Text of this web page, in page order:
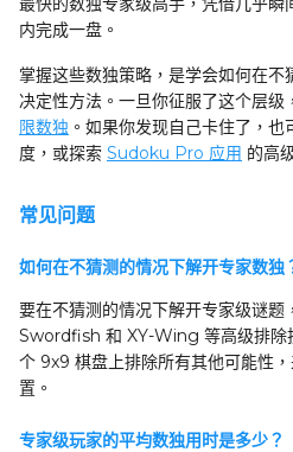
内完成一盘。
掌握这些数独策略，是学会如何在不
决定性方法。一旦你征服了这个层
限数独 。如果你发现自己卡住了，也
度，或探索 Sudoku Pro 应用 的高
常见问题
如何在不猜测的情况下解开专家数独
要在不猜测的情况下解开专家级谜
Swordfish 和 XY-Wing 等高级排除
个 9x9 棋盘上排除所有其他可能性
置。
专家级玩家的平均数独用时是多少？